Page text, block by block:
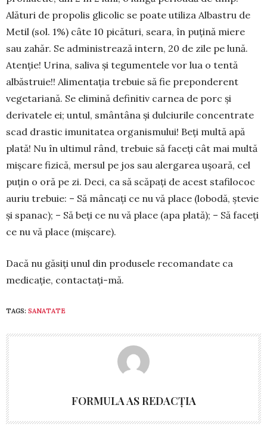
Alături de propolis glicolic se poate utiliza Albastru de
Metil (sol. 1%) câte 10 picături, seara, în puţină miere
sau zahăr. Se administrează intern, 20 de zile pe lună.
Atenţie! Urina, saliva şi tegu­men­tele vor lua o tentă
albăstruie!! Alimentaţia trebuie să fie preponderent
vegetariană. Se elimină definitiv carnea de porc şi
derivatele ei; untul, smântâna şi dulciurile concentrate
scad drastic imunitatea organismului! Beţi multă apă
plată! Nu în ultimul rând, trebuie să faceţi cât mai multă
mişcare fizică, mersul pe jos sau alergarea uşoară, cel
puţin o oră pe zi. Deci, ca să scăpaţi de acest sta­filococ
auriu trebuie: – Să mâncaţi ce nu vă place (lobodă, ştevie
şi spanac); – Să beţi ce nu vă place (apa plată); – Să faceţi
ce nu vă place (mişcare).
Dacă nu găsiţi unul din produsele recomandate ca
medicaţie, contactaţi-mă.
TAGS: SANATATE
FORMULA AS REDACȚIA